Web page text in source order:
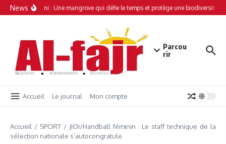
Aller au contenu
News
Simamboini : Une mangrove qui défie le temps et protège une biodiversité
Parcou
rir
Accueil Le journal Mon compte
Accueil / SPORT/ JIOI/Handball féminin : Le staff technique de la
sélection nationale s’autocongratule